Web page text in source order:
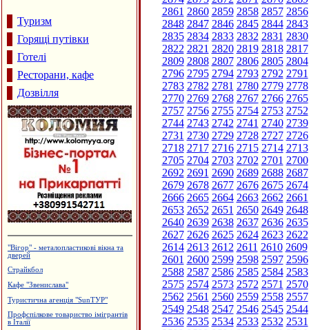
Туризм
Горящі путівки
Готелі
Ресторани, кафе
Дозвілля
"Вігор" - металопластикові вікна та
дверей
Страйкбол
Кафе "Звенислава"
Туристична агенція "SunТУР"
Профспілкове товариство імігрантів
в Італії
2861 2860 2859 2858 2857 2856
2848 2847 2846 2845 2844 2843
2835 2834 2833 2832 2831 2830
2822 2821 2820 2819 2818 2817
2809 2808 2807 2806 2805 2804
2796 2795 2794 2793 2792 2791
2783 2782 2781 2780 2779 2778
2770 2769 2768 2767 2766 2765
2757 2756 2755 2754 2753 2752
2744 2743 2742 2741 2740 2739
2731 2730 2729 2728 2727 2726
2718 2717 2716 2715 2714 2713
2705 2704 2703 2702 2701 2700
2692 2691 2690 2689 2688 2687
2679 2678 2677 2676 2675 2674
2666 2665 2664 2663 2662 2661
2653 2652 2651 2650 2649 2648
2640 2639 2638 2637 2636 2635
2627 2626 2625 2624 2623 2622
2614 2613 2612 2611 2610 2609
2601 2600 2599 2598 2597 2596
2588 2587 2586 2585 2584 2583
2575 2574 2573 2572 2571 2570
2562 2561 2560 2559 2558 2557
2549 2548 2547 2546 2545 2544
2536 2535 2534 2533 2532 2531